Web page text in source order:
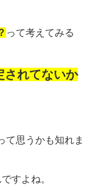
って考えてみる
されてないか
て思うかも知れま
すよね。